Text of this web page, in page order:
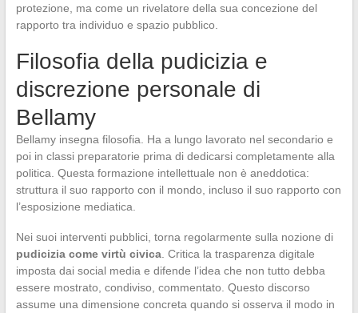
protezione, ma come un rivelatore della sua concezione del
rapporto tra individuo e spazio pubblico.
Filosofia della pudicizia e
discrezione personale di
Bellamy
Bellamy insegna filosofia. Ha a lungo lavorato nel secondario e
poi in classi preparatorie prima di dedicarsi completamente alla
politica. Questa formazione intellettuale non è aneddotica:
struttura il suo rapporto con il mondo, incluso il suo rapporto con
l’esposizione mediatica.
Nei suoi interventi pubblici, torna regolarmente sulla nozione di
pudicizia come virtù civica. Critica la trasparenza digitale
imposta dai social media e difende l’idea che non tutto debba
essere mostrato, condiviso, commentato. Questo discorso
assume una dimensione concreta quando si osserva il modo in